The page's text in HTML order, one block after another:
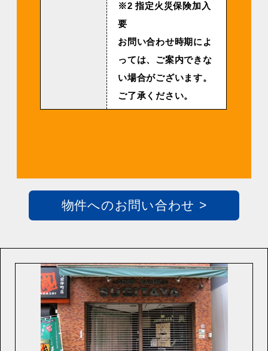
※2 指定火災保険加入
要
お問い合わせ時期によ
っては、ご案内できな
い場合がございます。
ご了承ください。
物件へのお問い合わせ >